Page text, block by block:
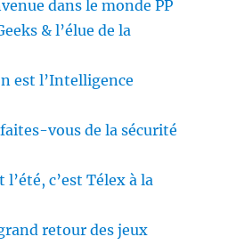
dans le monde PP
& l’élue de la
est l’Intelligence
vous de la sécurité
l’été, c’est Télex à la
retour des jeux